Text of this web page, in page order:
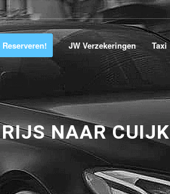
JW Verzekeringen Taxi
NAAR CUIJK